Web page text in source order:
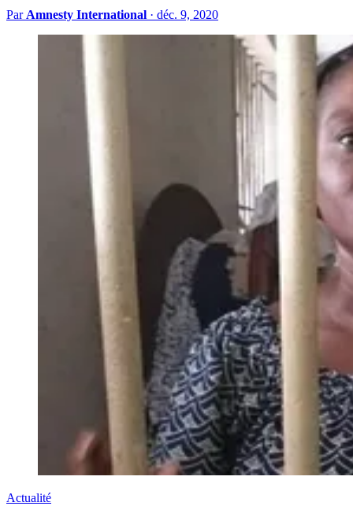
Par Amnesty International · déc. 9, 2020
Actualité